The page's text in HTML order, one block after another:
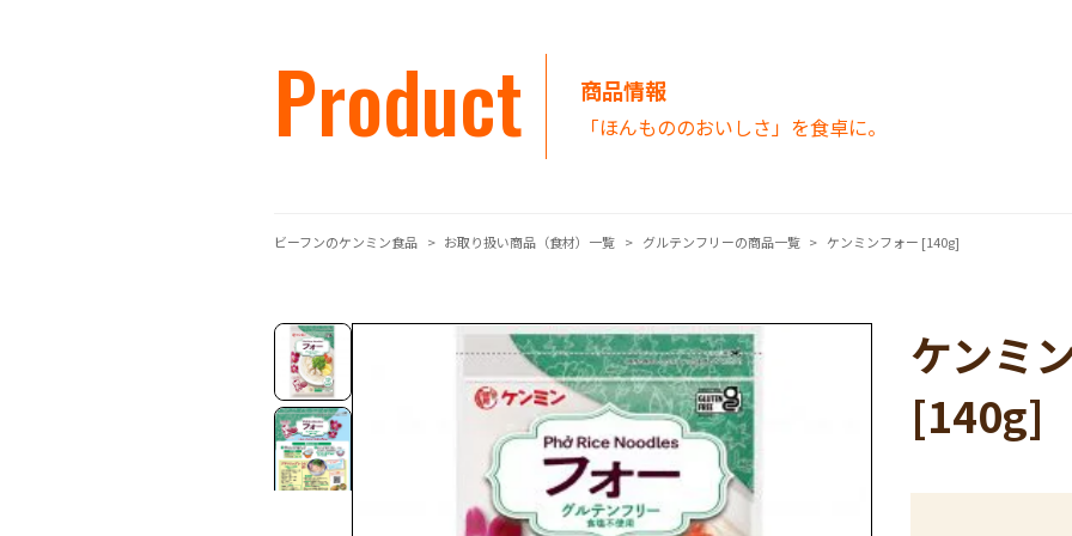
Product 商品情報
「ほんもののおいしさ」を食卓に。
ビーフンのケンミン食品 お取り扱い商品（食材）一覧 グルテンフリーの商品一覧 ケンミンフォー [140g]
ケンミ
[140g]